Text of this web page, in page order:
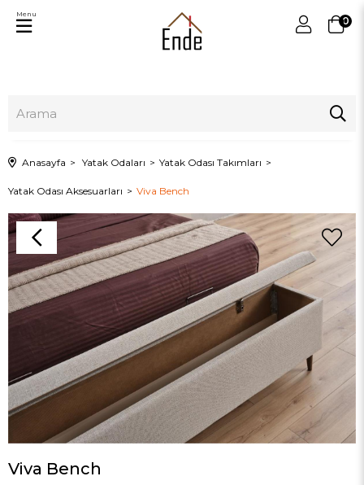
0
Menu
Anasayfa Yatak Odaları Yatak Odası Takımları
Yatak Odası Aksesuarları Viva Bench
Viva Bench